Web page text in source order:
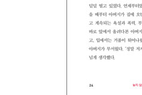
- 인생의 가장 큰
- 똑똑하게 아르바
TIP 대학 생활
TIP 학창 시절에
떠나기엔 너무 늦